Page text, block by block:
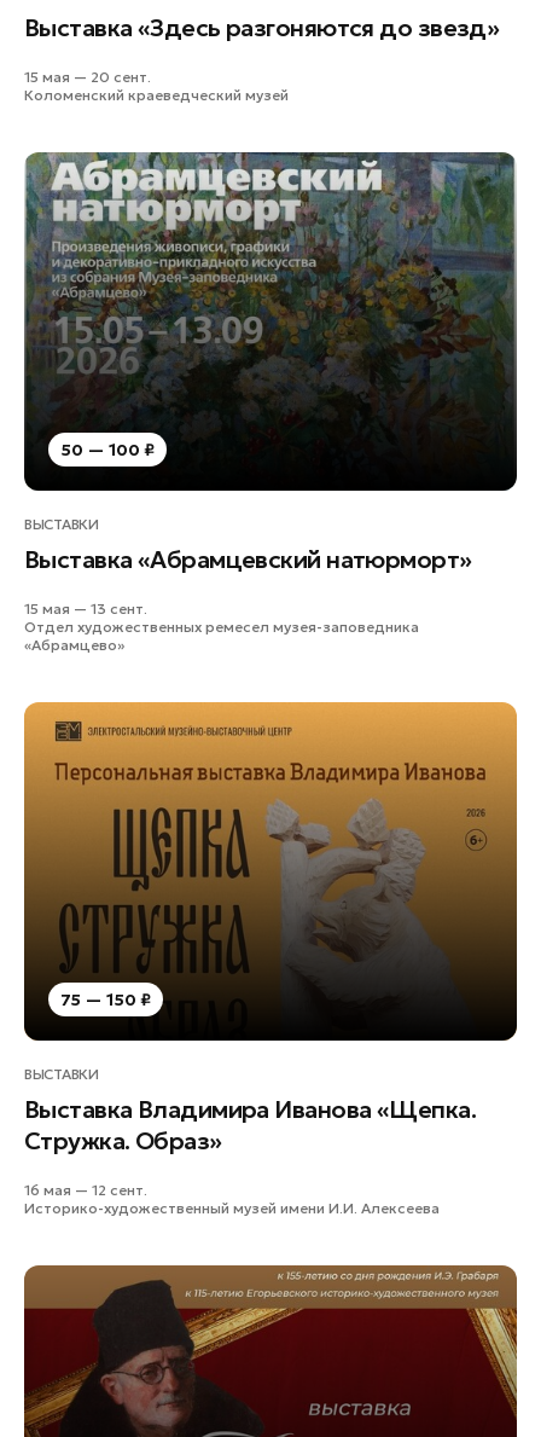
Выставка «Здесь разгоняются до звезд»
15 мая — 20 сент.
Коломенский краеведческий музей
50 — 100 ₽
ВЫСТАВКИ
Выставка «Абрамцевский натюрморт»
15 мая — 13 сент.
Отдел художественных ремесел музея-заповедника
«Абрамцево»
75 — 150 ₽
ВЫСТАВКИ
Выставка Владимира Иванова «Щепка.
Стружка. Образ»
16 мая — 12 сент.
Историко-художественный музей имени И.И. Алексеева